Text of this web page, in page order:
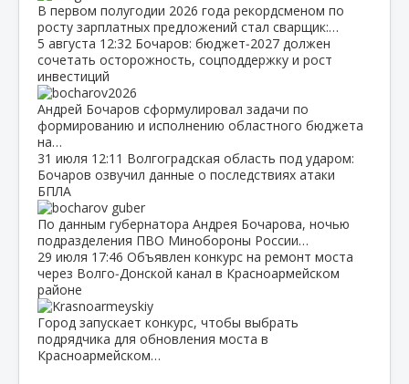
В первом полугодии 2026 года рекордсменом по
росту зарплатных предложений стал сварщик:…
5 августа 12:32 Бочаров: бюджет‑2027 должен
сочетать осторожность, соцподдержку и рост
инвестиций
Андрей Бочаров сформулировал задачи по
формированию и исполнению областного бюджета
на…
31 июля 12:11 Волгоградская область под ударом:
Бочаров озвучил данные о последствиях атаки
БПЛА
По данным губернатора Андрея Бочарова, ночью
подразделения ПВО Минобороны России…
29 июля 17:46 Объявлен конкурс на ремонт моста
через Волго‑Донской канал в Красноармейском
районе
Город запускает конкурс, чтобы выбрать
подрядчика для обновления моста в
Красноармейском…